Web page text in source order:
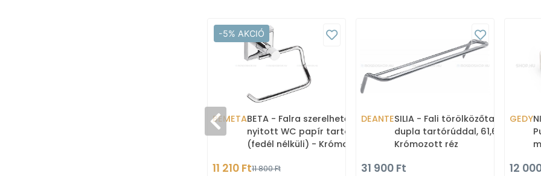
-5% AKCIÓ
BEMETABETA - Falra szerelhető,
nyitott WC papír tartó
(fedél nélküli) - Krómozott
11 210 Ft11 800 Ft
DEANTESILIA - Fali törölközőtartó
dupla tartórúddal, 61,6 cm -
Krómozott réz
31 900 Ft
GEDY
12